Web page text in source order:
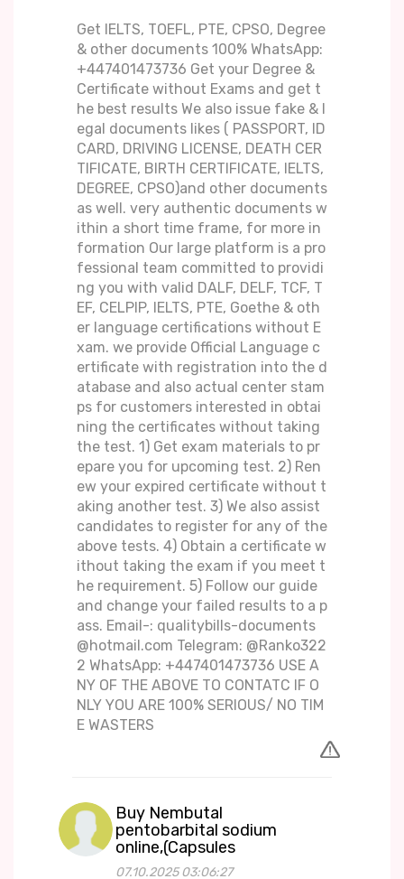
Get IELTS, TOEFL, PTE, CPSO, Degree
& other documents 100% WhatsApp:
+447401473736 Get your Degree &
Certificate without Exams and get t
he best results We also issue fake & l
egal documents likes ( PASSPORT, ID
CARD, DRIVING LICENSE, DEATH CER
TIFICATE, BIRTH CERTIFICATE, IELTS,
DEGREE, CPSO)and other documents
as well. very authentic documents w
ithin a short time frame, for more in
formation Our large platform is a pro
fessional team committed to providi
ng you with valid DALF, DELF, TCF, T
EF, CELPIP, IELTS, PTE, Goethe & oth
er language certifications without E
xam. we provide Official Language c
ertificate with registration into the d
atabase and also actual center stam
ps for customers interested in obtai
ning the certificates without taking
the test. 1) Get exam materials to pr
epare you for upcoming test. 2) Ren
ew your expired certificate without t
aking another test. 3) We also assist
candidates to register for any of the
above tests. 4) Obtain a certificate w
ithout taking the exam if you meet t
he requirement. 5) Follow our guide
and change your failed results to a p
ass. Email-: qualitybills-documents
@hotmail.com Telegram: @Ranko322
2 WhatsApp: +447401473736 USE A
NY OF THE ABOVE TO CONTATC IF O
NLY YOU ARE 100% SERIOUS/ NO TIM
E WASTERS
Buy Nembutal
pentobarbital sodium
online,(Capsules
07.10.2025 03:06:27